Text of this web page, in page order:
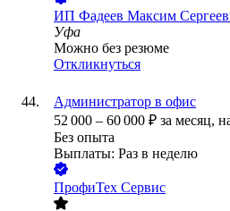
ИП Фадеев Максим
Уфа
Можно без резюме
Откликнуться
Администратор в офис
52 000 – 60 000 ₽ за месяц,
Без опыта
Выплаты: Раз в неделю
ПрофиТех Сервис